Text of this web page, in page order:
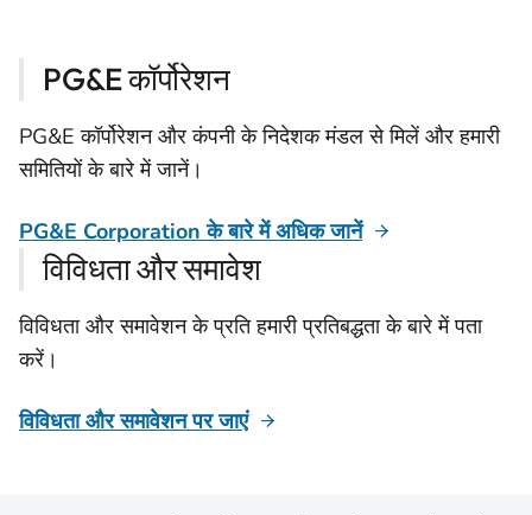
PG&E कॉर्पोरेशन
PG&E कॉर्पोरेशन और कंपनी के निदेशक मंडल से मिलें और हमारी
समितियों के बारे में जानें।
PG&E Corporation के बारे में अधिक जानें
विविधता और समावेश
विविधता और समावेशन के प्रति हमारी प्रतिबद्धता के बारे में पता
करें।
विविधता और समावेशन पर जाएं